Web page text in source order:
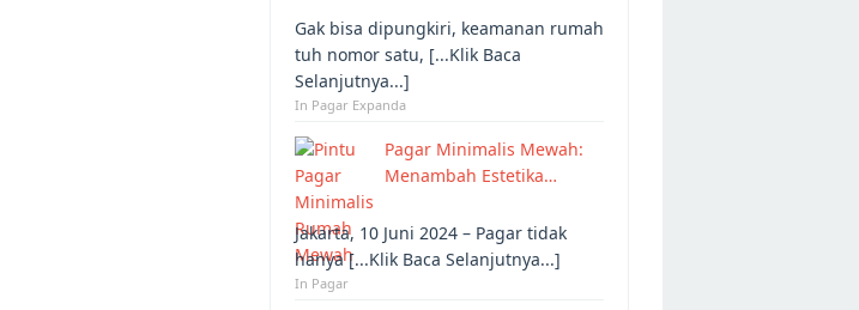
Gak bisa dipungkiri, keamanan rumah
tuh nomor satu, [...Klik Baca
Selanjutnya...]
In Pagar Expanda
Pagar Minimalis Mewah:
Menambah Estetika…
Jakarta, 10 Juni 2024 – Pagar tidak
hanya [...Klik Baca Selanjutnya...]
In Pagar